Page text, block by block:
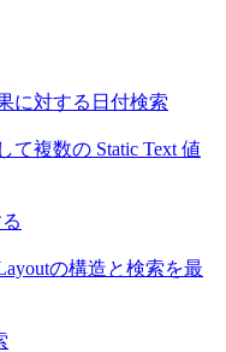
に対する日付検索
て複数の Static Text 値
の構造と検索を最